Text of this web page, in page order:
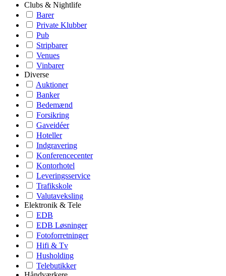
Clubs & Nightlife
Barer
Private Klubber
Pub
Stripbarer
Venues
Vinbarer
Diverse
Auktioner
Banker
Bedemænd
Forsikring
Gaveidéer
Hoteller
Indgravering
Konferencecenter
Kontorhotel
Leveringsservice
Trafikskole
Valutaveksling
Elektronik & Tele
EDB
EDB Løsninger
Fotoforretninger
Hifi & Tv
Husholding
Telebutikker